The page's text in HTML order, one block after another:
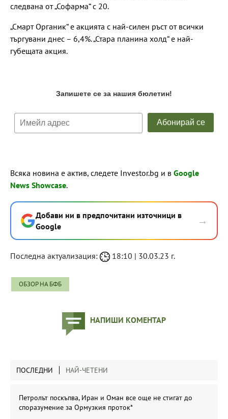
следвана от „Софарма“ с 20.
„Смарт Органик“ е акцията с най-силен ръст от всички
търгувани днес – 6,4%. „Стара планина холд“ е най-
губещата акция.
Всяка новина е актив, следете Investor.bg и в Google
News Showcase.
Добави ни в предпочитани източници в
Google
→
Последна актуализация: 18:10 | 30.03.23 г.
ОБЗОР НА БФБ
НАПИШИ КОМЕНТАР
ПОСЛЕДНИ НАЙ-ЧЕТЕНИ
Петролът поскъпва, Иран и Оман все още не стигат до
споразумение за Ормузкия проток*